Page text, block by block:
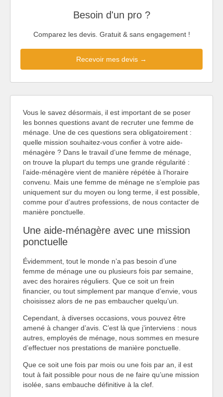
Besoin d'un pro ?
Comparez les devis. Gratuit & sans engagement !
Recevoir mes devis →
Vous le savez désormais, il est important de se poser
les bonnes questions avant de recruter une femme de
ménage. Une de ces questions sera obligatoirement :
quelle mission souhaitez-vous confier à votre aide-
ménagère ? Dans le travail d’une femme de ménage,
on trouve la plupart du temps une grande régularité :
l’aide-ménagère vient de manière répétée à l’horaire
convenu. Mais une femme de ménage ne s’emploie pas
uniquement sur du moyen ou long terme, il est possible,
comme pour d’autres professions, de nous contacter de
manière ponctuelle.
Une aide-ménagère avec une mission
ponctuelle
Évidemment, tout le monde n’a pas besoin d’une
femme de ménage une ou plusieurs fois par semaine,
avec des horaires réguliers. Que ce soit un frein
financier, ou tout simplement par manque d’envie, vous
choisissez alors de ne pas embaucher quelqu’un.
Cependant, à diverses occasions, vous pouvez être
amené à changer d’avis. C’est là que j’interviens : nous
autres, employés de ménage, nous sommes en mesure
d’effectuer nos prestations de manière ponctuelle.
Que ce soit une fois par mois ou une fois par an, il est
tout à fait possible pour nous de ne faire qu’une mission
isolée, sans embauche définitive à la clef.